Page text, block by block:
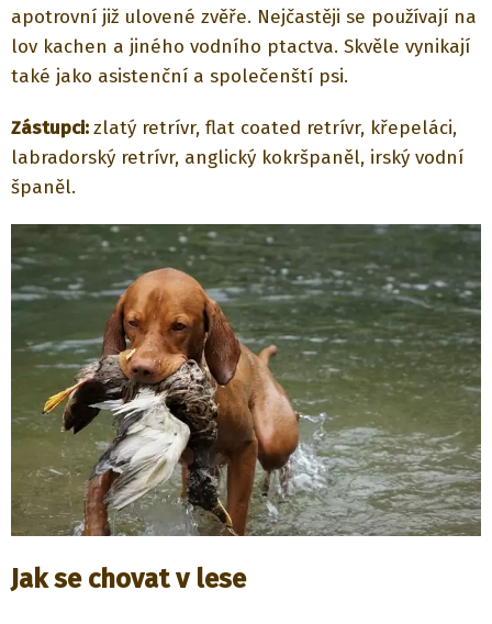
apotrovní již ulovené zvěře. Nejčastěji se používají na
lov kachen a jiného vodního ptactva. Skvěle vynikají
také jako asistenční a společenští psi.
Zástupci:zlatý retrívr, flat coated retrívr, křepeláci,
labradorský retrívr, anglický kokršpaněl, irský vodní
španěl.
Jak se chovat v lese